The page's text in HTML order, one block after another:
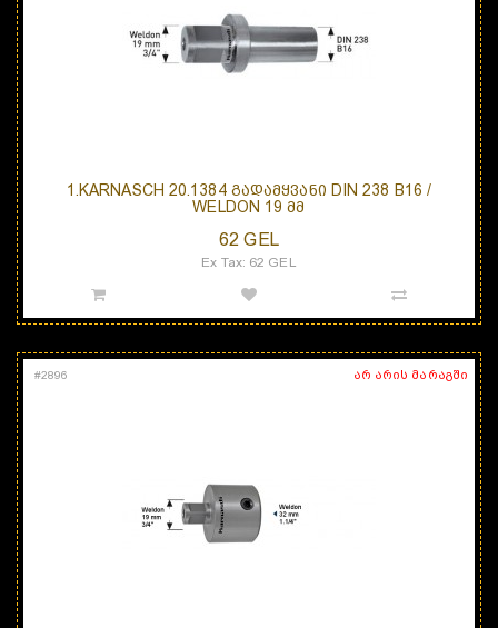
1.KARNASCH 20.1384 ᲒᲐᲓᲐᲛᲧᲕᲐᲜᲘ DIN 238 B16 /
WELDON 19 ᲛᲛ
62 GEL
Ex Tax: 62 GEL
არ არის მარაგში
#2896